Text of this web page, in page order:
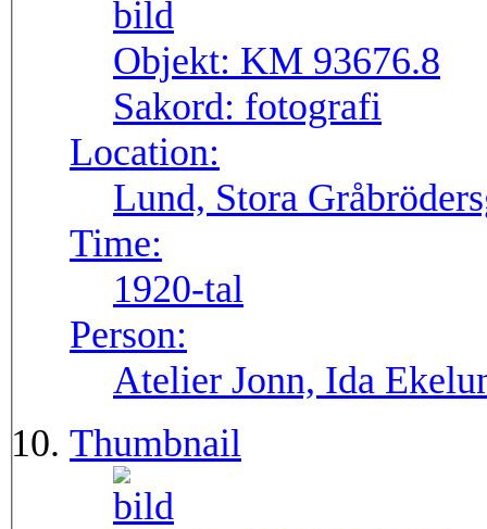
Objekt: KM 93676.8
Sakord: fotografi
Location:
Lund, Stora
Time:
1920-tal
Person:
Atelier Jonn, Ida
Thumbnail